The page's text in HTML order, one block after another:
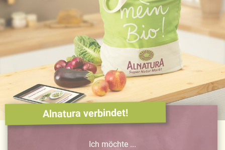
Alnatura verbindet!
Ich möchte ...